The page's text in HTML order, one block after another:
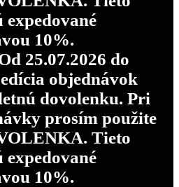
10%.
25.07.2026 do
objednávok
dovolenku. Pri
prosím použite
Tieto
10%.